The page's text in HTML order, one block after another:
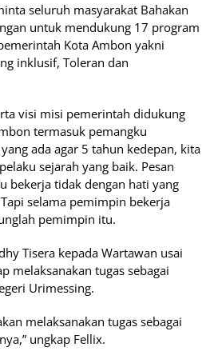
seluruh masyarakat Bahakan
untuk mendukung 17 program
Kota Ambon yakni
inklusif, Toleran dan
visi misi pemerintah didukung
termasuk pemangku
ada agar 5 tahun kedepan, kita
sejarah yang baik. Pesan
bekerja tidak dengan hati yang
selama pemimpin bekerja
pemimpin itu.
Tisera kepada Wartawan usai
melaksanakan tugas sebagai
Urimessing.
melaksanakan tugas sebagai
ungkap Fellix.